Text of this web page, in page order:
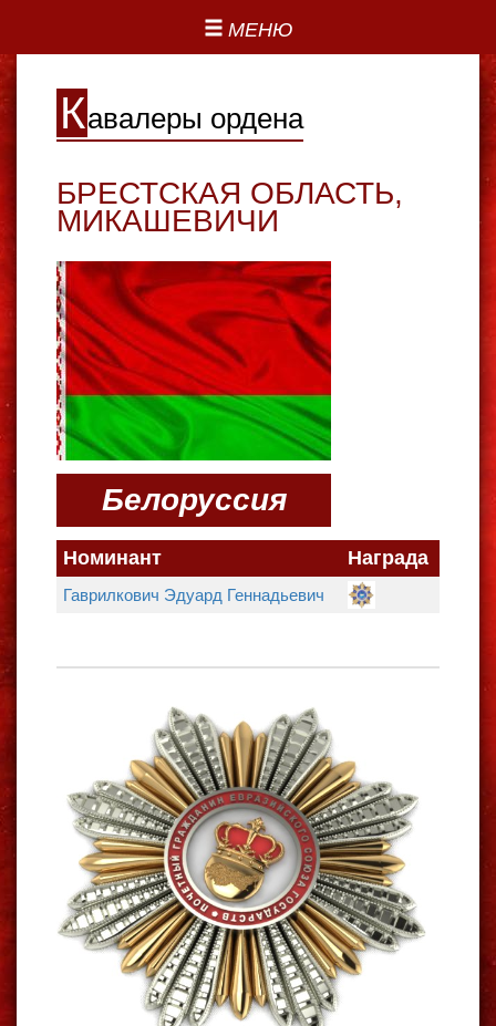
МЕНЮ
Кавалеры ордена
БРЕСТСКАЯ ОБЛАСТЬ,
МИКАШЕВИЧИ
Белоруссия
Номинант Награда
Гаврилкович Эдуард Геннадьевич